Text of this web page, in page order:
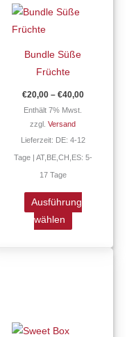
Bundle Süße
Früchte
€20,00 – €40,00
Enthält 7% Mwst.
zzgl.Versand
Lieferzeit: DE: 4-12
Tage | AT,BE,CH,ES: 5-
17 Tage
Ausführung
wählen
mehrere
können
der
Produktseite